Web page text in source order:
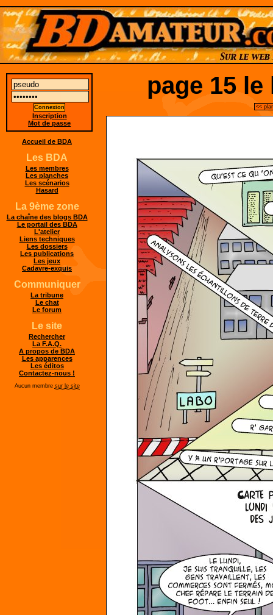
page 15 le
<<
Inscription
Mot de passe
Accueil de BDA
Les BDA
Les membres
Les planches
Les scénarios
Hasard
La 9ème zone
La chaîne des blogs BDA
Le portail des BDA
L'atelier
Liens techniques
Les dossiers
Les publications
Les jeux
Cadavre-exquis
Communiquer
La tribune
Le chat
Le forum
Le site
Rechercher
La F.A.Q.
A propos de BDA
Les apparences
Les éditos
Contactez-nous !
Aucun membre sur le site